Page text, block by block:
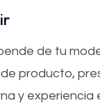
de tu
producto,
y experiencia